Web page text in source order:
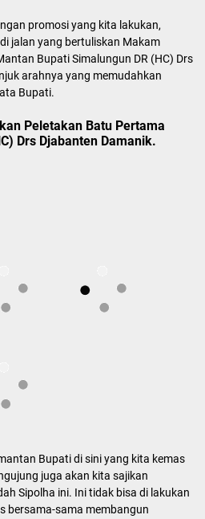
promosi yang kita lakukan,
jalan yang bertuliskan Makam
Bupati Simalungun DR (HC) Drs
arahnya yang memudahkan
Bupati.
Peletakan Batu Pertama
Drs Djabanten Damanik.
Bupati di sini yang kita kemas
juga akan kita sajikan
Sipolha ini. Ini tidak bisa di lakukan
bersama-sama membangun